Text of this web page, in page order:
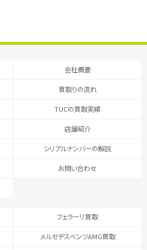
会社概要
買取りの流れ
TUCの買取実績
店舗紹介
シリアルナンバーの解説
お問い合わせ
フェラーリ買取
メルセデスベンツAMG買取